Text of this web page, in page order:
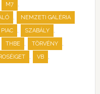
M7 ,
, NEMZETI GALÉRIA
PIAC , SZABÁLY ,
THBE , TÖRVÉNY ,
, VB ,